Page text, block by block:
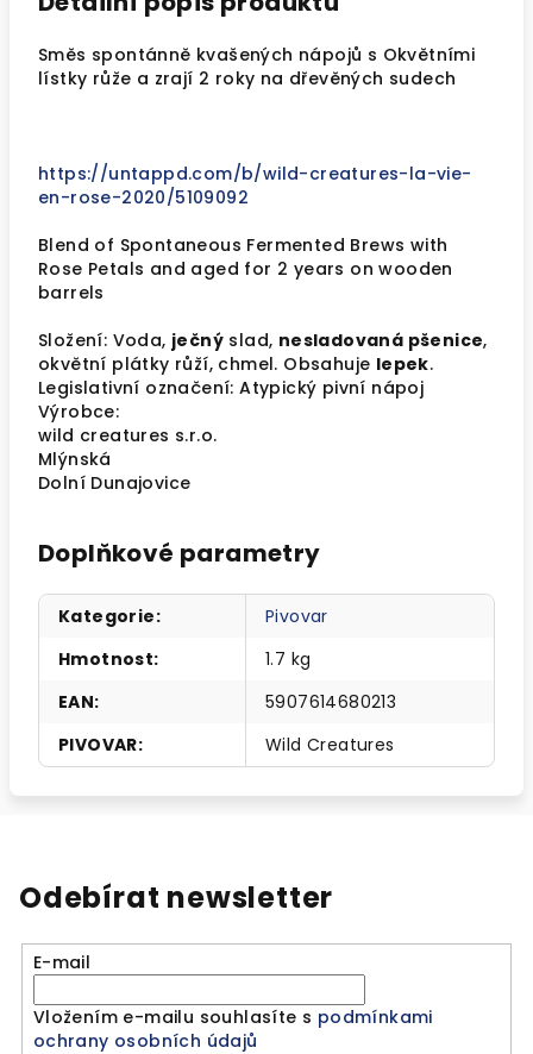
Směs spontánně kvašených nápojů s Okvětními
lístky růže a zrají 2 roky na dřevěných sudech
https://untappd.com/b/wild-creatures-la-vie-
en-rose-2020/5109092
Blend of Spontaneous Fermented Brews with
Rose Petals and aged for 2 years on wooden
barrels
Složení: Voda, ječný slad, nesladovaná pšenice,
okvětní plátky růží, chmel. Obsahuje lepek.
Legislativní označení: Atypický pivní nápoj
Výrobce:
wild creatures s.r.o.
Mlýnská
Dolní Dunajovice
Doplňkové parametry
Kategorie:
Pivovar
Hmotnost:
1.7 kg
EAN:
5907614680213
PIVOVAR: Wild Creatures
Odebírat newsletter
E-mail
Vložením e-mailu souhlasíte s podmínkami
ochrany osobních údajů